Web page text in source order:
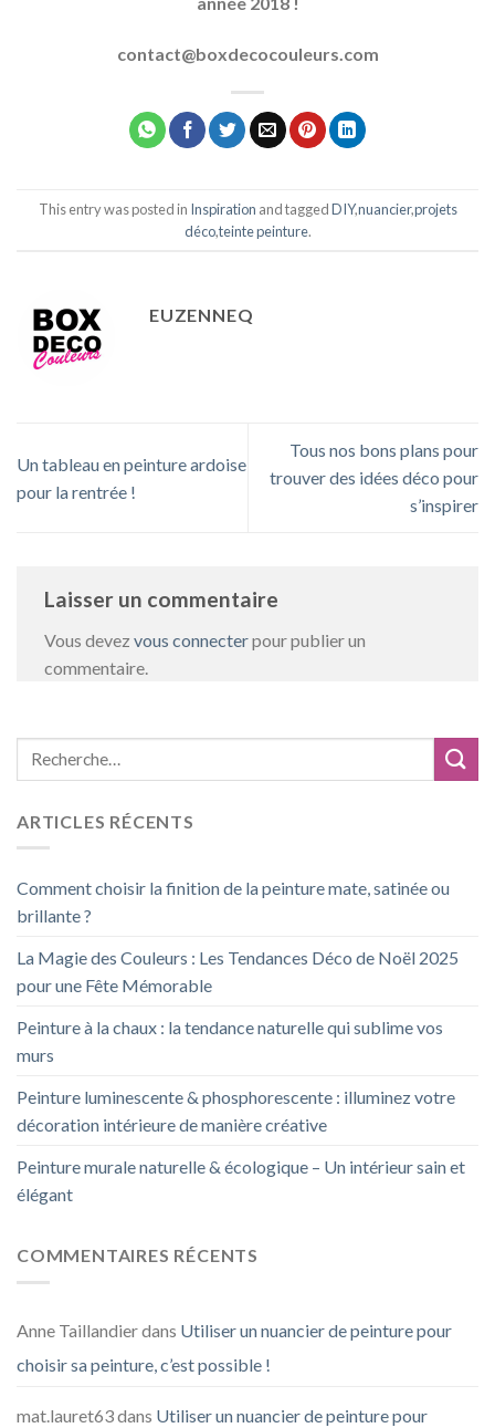
contact@boxdecocouleurs.com
This entry was posted in Inspiration and taggedDIY,nuancier,projets
déco,teinte peinture.
EUZENNEQ
Un tableau en peinture ardoise
pour la rentrée !
Tous nos bons plans pour
trouver des idées déco pour
s’inspirer
Laisser un commentaire
Vous devez vous connecterpour publier un
commentaire.
ARTICLES RÉCENTS
Comment choisir la finition de la peinture mate, satinée ou
brillante ?
La Magie des Couleurs : Les Tendances Déco de Noël 2025
pour une Fête Mémorable
Peinture à la chaux : la tendance naturelle qui sublime vos
murs
Peinture luminescente & phosphorescente : illuminez votre
décoration intérieure de manière créative
Peinture murale naturelle & écologique – Un intérieur sain et
élégant
COMMENTAIRES RÉCENTS
Anne Taillandierdans Utiliser un nuancier de peinture pour
choisir sa peinture, c’est possible !
mat.lauret63dans Utiliser un nuancier de peinture pour